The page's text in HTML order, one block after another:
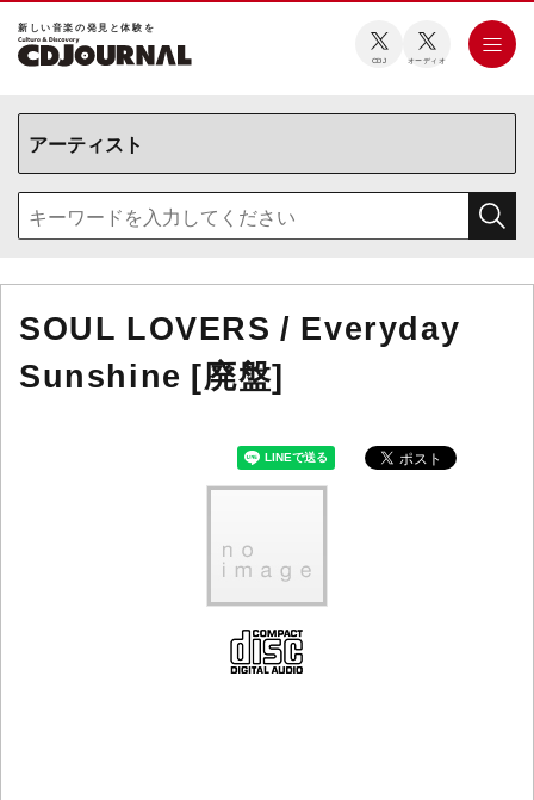
新しい⾳楽の発⾒と体験を
CDJ オーディオ
SOUL LOVERS / Everyday
Sunshine [廃盤]